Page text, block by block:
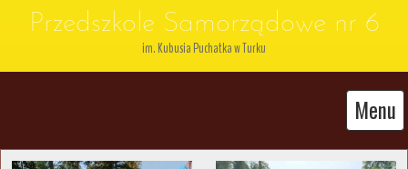
Przedszkole Samorządowe nr 6
im. Kubusia Puchatka w Turku
Menu